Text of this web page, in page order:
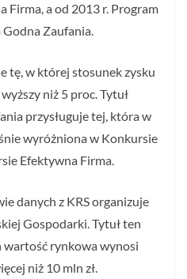
Firma, a od 2013 r. Program
Zaufania.
tę, w której stosunek zysku
niż 5 proc. Tytuł
przysługuje tej, która w
wyróżniona w Konkursie
Efektywna Firma.
danych z KRS organizuje
Gospodarki. Tytuł ten
rynkowa wynosi
niż 10 mln zł.